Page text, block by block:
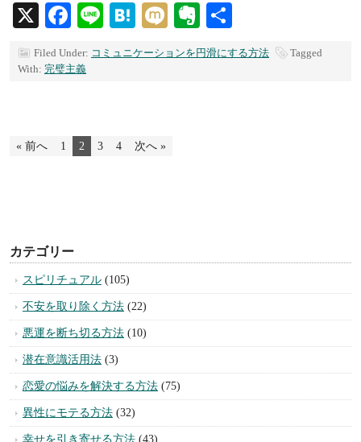
X Facebook
LineHatenaMixiEvernote
有
Filed Under: コミュニケーションを円滑にする方法
Tagged
With: 完璧主義
« 前へ 1 2 3 4 次へ »